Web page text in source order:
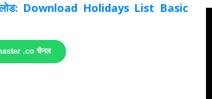
Download Holidays List Basic
.co चैनल